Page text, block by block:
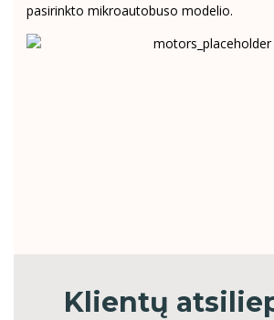
pasirinkto mikroautobuso modelio.
Klientų